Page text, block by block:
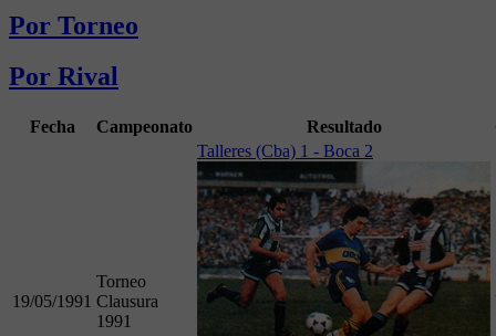
Por Torneo
Por Rival
Fecha Campeonato Resultado
19/05/1991
Torneo
Clausura
1991
Talleres (Cba) 1 - Boca 2